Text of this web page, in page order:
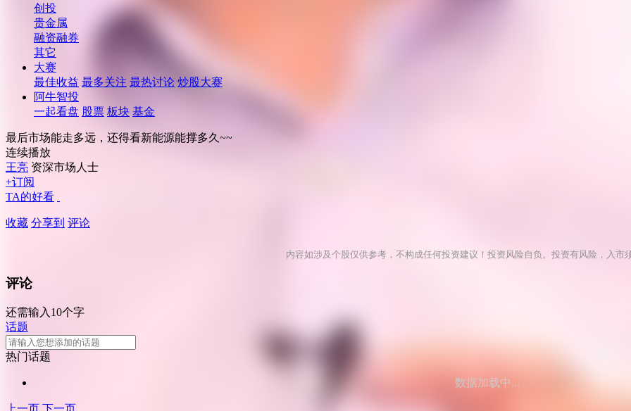
创投
贵金属
融资融券
其它
大赛
最佳收益 最多关注 最热讨论 炒股大赛
阿牛智投
一起看盘 股票 板块 基金
最后市场能走多远，还得看新能源能撑多久~~
连续播放
王亮 资深市场人士
+订阅
TA的好看
收藏 分享到 评论
内容如涉及个股仅供参考，不构成任何投资建议！投资风险自负。投资有风险，入市
评论
还需输入10个字
话题
热门话题
数据加载中...